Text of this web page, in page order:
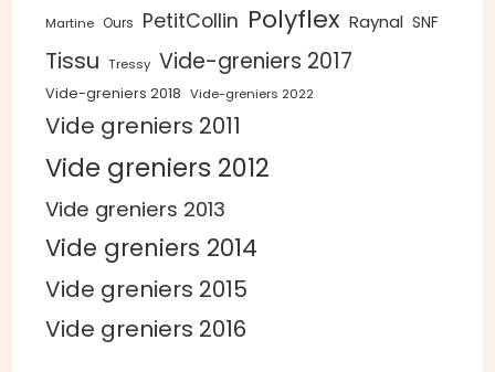
Martine Ours PetitCollin Polyflex Raynal SNF
Tissu Tressy Vide-greniers 2017
Vide-greniers 2018 Vide-greniers 2022
Vide greniers 2011
Vide greniers 2012
Vide greniers 2013
Vide greniers 2014
Vide greniers 2015
Vide greniers 2016